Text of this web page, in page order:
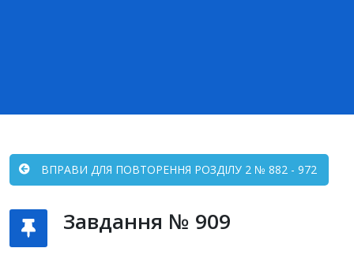
ВПРАВИ ДЛЯ ПОВТОРЕННЯ РОЗДІЛУ 2 № 882 - 972
Завдання № 909